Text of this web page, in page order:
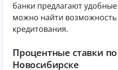
банки предлагают
можно найти возможность
кредитования.
Процентные ставки
Новосибирске